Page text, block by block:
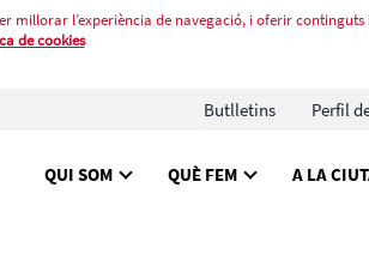
millorar l’experiència de navegació, i oferir continguts
de cookies
Butlletins Perfil
QUI SOM QUÈ FEM A LA